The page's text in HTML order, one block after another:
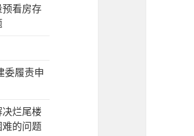
看房存
委履责申
烂尾楼
的问题